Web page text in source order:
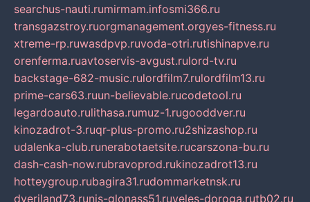
searchus-nauti.rumirmam.infosmi366.ru
transgazstroy.ruorgmanagement.orgyes-fitness.ru
xtreme-rp.ruwasdpvp.ruvoda-otri.rutishinapve.ru
orenferma.ruavtoservis-avgust.rulord-tv.ru
backstage-682-music.rulordfilm7.rulordfilm13.ru
prime-cars63.ruun-believable.rucodetool.ru
legardoauto.rulithasa.rumuz-1.rugooddver.ru
kinozadrot-3.ruqr-plus-promo.ru2shizashop.ru
udalenka-club.runerabotaetsite.rucarszona-bu.ru
dash-cash-now.rubravoprod.rukinozadrot13.ru
hotteygroup.rubagira31.rudommarketnsk.ru
dveriland73.runis-glonass51.ruveles-doroga.rutb02.ru